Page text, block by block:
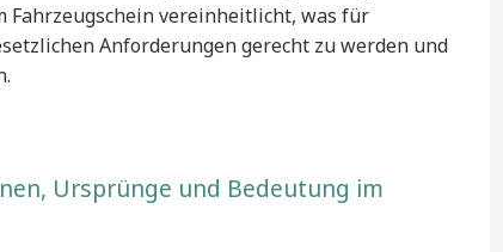
Fahrzeugschein vereinheitlicht, was für
Anforderungen gerecht zu werden und
Ursprünge und Bedeutung im